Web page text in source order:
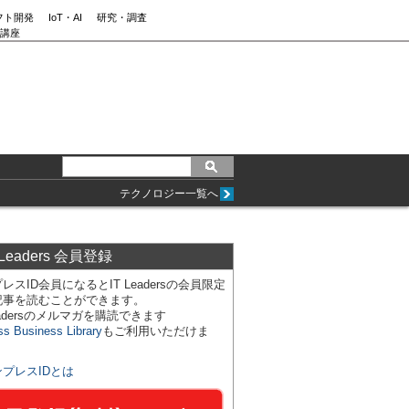
ト開発 IoT・AI
研究・調査
座
テクノロジー一覧へ
会員登録
スID会員になるとIT Leadersの会員限定
を読むことができます。
のメルマガを購読できます
Business Libraryもご利用いただけま
プレスIDとは